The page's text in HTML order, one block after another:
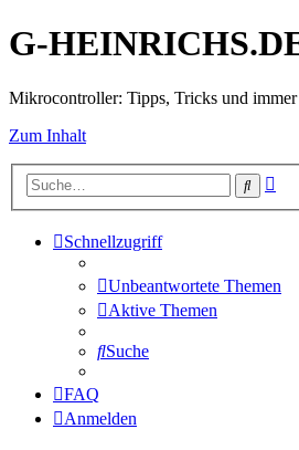
G-
Mikrocontroller: Tipps, Tricks und
Zum Inhalt
Suche
Schnellzugriff
Unbeantwortete Themen
Aktive Themen
Suche
FAQ
Anmelden